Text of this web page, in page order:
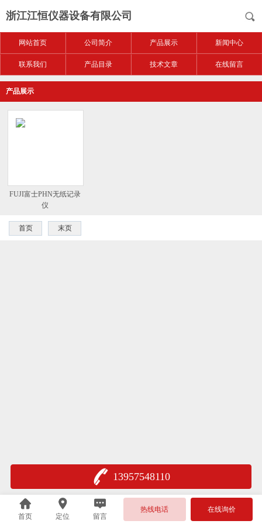
浙江江恒仪器设备有限公司
网站首页 公司简介 产品展示 新闻中心
联系我们 产品目录 技术文章 在线留言
产品展示
FUJI富士PHN无纸记录
仪
首页 末页
13957548110
首页 定位 留言
热线电话 在线询价